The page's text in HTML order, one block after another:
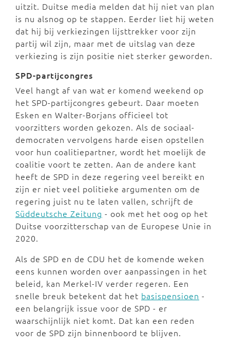
uitzit. Duitse media melden dat hij niet van plan
is nu alsnog op te stappen. Eerder liet hij weten
dat hij bij verkiezingen lijsttrekker voor zijn
partij wil zijn, maar met de uitslag van deze
verkiezing is zijn positie niet sterker geworden.
SPD-partijcongres
Veel hangt af van wat er komend weekend op
het SPD-partijcongres gebeurt. Daar moeten
Esken en Walter-Borjans officieel tot
voorzitters worden gekozen. Als de sociaal-
democraten vervolgens harde eisen opstellen
voor hun coalitiepartner, wordt het moelijk de
coalitie voort te zetten. Aan de andere kant
heeft de SPD in deze regering veel bereikt en
zijn er niet veel politieke argumenten om de
regering juist nu te laten vallen, schrijft de
Süddeutsche Zeitung - ook met het oog op het
Duitse voorzitterschap van de Europese Unie in
2020.
Als de SPD en de CDU het de komende weken
eens kunnen worden over aanpassingen in het
beleid, kan Merkel-IV verder regeren. Een
snelle breuk betekent dat het basispensioen -
een belangrijk issue voor de SPD - er
waarschijnlijk niet komt. Dat kan een reden
voor de SPD zijn binnenboord te blijven.